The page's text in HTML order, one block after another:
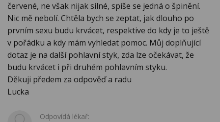
červené, ne však nijak silné, spíše se jedná o špinění.
Nic mě nebolí. Chtěla bych se zeptat, jak dlouho po
prvním sexu budu krvácet, respektive do kdy je to ještě
v pořádku a kdy mám vyhledat pomoc. Můj doplňující
dotaz je na další pohlavní styk, zda lze očekávat, že
budu krvácet i při druhém pohlavním styku.
Děkuji předem za odpověď a radu
Lucka
Odpovídá lékař: